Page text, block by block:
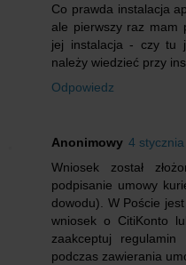
Co prawda instalacja
ale pierwszy raz mam
jej instalacja - czy tu
należy wiedzieć przy
Odpowiedz
Anonimowy 4
Wniosek został
podpisanie umowy
dowodu). W Poście
wniosek o CitiKonto
zaakceptuj
podczas zawierania